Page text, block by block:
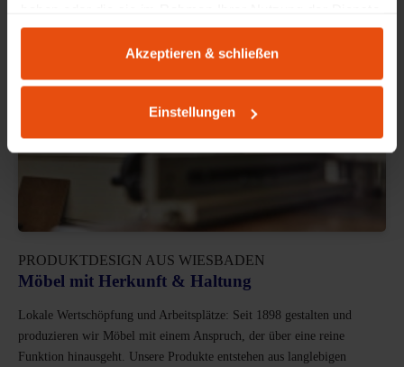
gesammelt haben.
Akzeptieren & schließen
Einstellungen
PRODUKTDESIGN AUS WIESBADEN
Möbel mit Herkunft & Haltung
Lokale Wertschöpfung und Arbeitsplätze: Seit 1898 gestalten und
produzieren wir Möbel mit einem Anspruch, der über eine reine
Funktion hinausgeht. Unsere Produkte entstehen aus langlebigen